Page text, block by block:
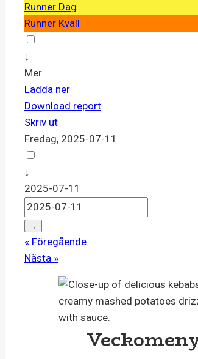
Runner Dag
Runner Kväll
↓
Mer
Ladda ner
Download report
Skriv ut
Fredag, 2025-07-11
↓
2025-07-11
→
« Föregående
Nästa »